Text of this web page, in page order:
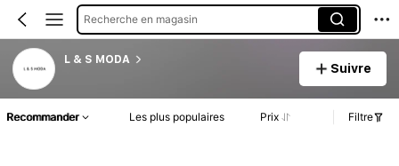
Recherche en magasin
L & S MODA
Suivre
Recommander Les plus populaires Prix Filtre